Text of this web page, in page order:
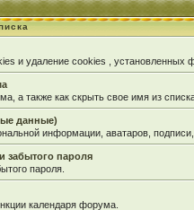
и удаление cookies , установленных
а также как скрыть свое имя из
данные)
информации, аватаров,
забытого пароля
пароля.
календаря форума.